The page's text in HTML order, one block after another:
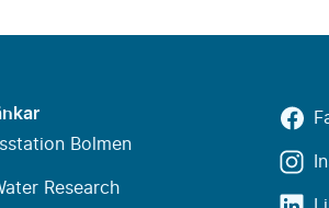
Bolmen
Research